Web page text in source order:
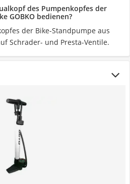
des Pumpenkopfes der
GOBKO bedienen?
der Bike-Standpumpe aus
Schrader- und Presta-Ventile.